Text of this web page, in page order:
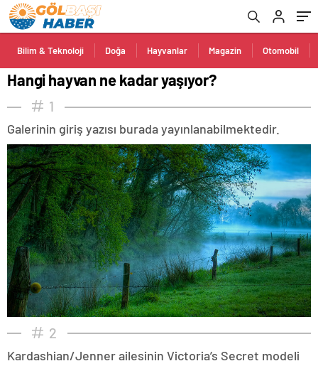
Bilim & Teknoloji Doğa Hayvanlar Magazin Otomobil
Hangi hayvan ne kadar yaşıyor?
1
Galerinin giriş yazısı burada yayınlanabilmektedir.
2
Kardashian/Jenner ailesinin Victoria’s Secret modeli